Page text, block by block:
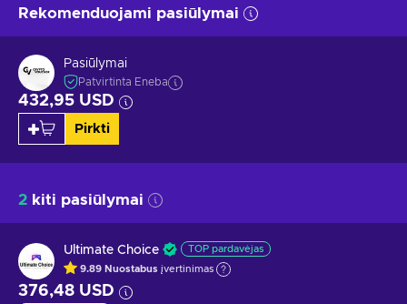
Rekomenduojami pasiūlymai
Pasiūlymai
Patvirtinta Eneba
432,95 USD
Pirkti
2 kiti pasiūlymai
Ultimate Choice TOP pardavėjas
9.89 Nuostabus įvertinimas
376,48 USD